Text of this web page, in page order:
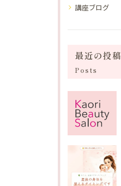
講座ブログ
最近の投稿
Posts